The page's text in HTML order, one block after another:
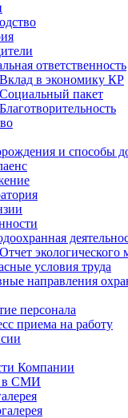
ответственность
Вклад в экономику КР
Социальный пакет
Благотворительность
и способы
Отчет экологического
условия труда
направления
персонала
приема на работу
Компании
в СМИ